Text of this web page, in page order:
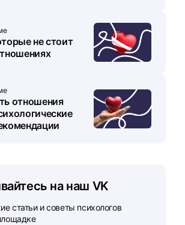
не стоит
отношения
на наш VK
статьи и советы психологов